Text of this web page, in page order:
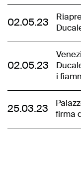
02.05.23
02.05.23
i
25.03.23
firma